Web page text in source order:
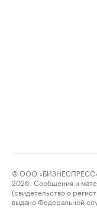
© ООО
2026. Сообщения и
(свидетельство о
выдано Федеральной